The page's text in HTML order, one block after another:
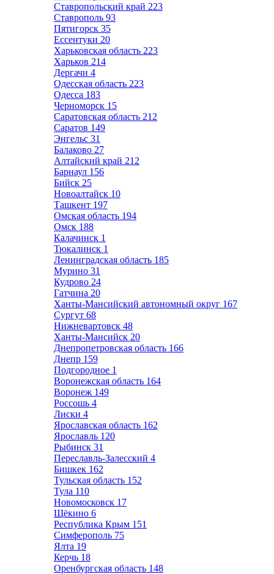
Ставропольский край 223
Ставрополь 93
Пятигорск 35
Ессентуки 20
Харьковская область 223
Харьков 214
Дергачи 4
Одесская область 223
Одесса 183
Черноморск 15
Саратовская область 212
Саратов 149
Энгельс 31
Балаково 27
Алтайский край 212
Барнаул 156
Бийск 25
Новоалтайск 10
Ташкент 197
Омская область 194
Омск 188
Калачинск 1
Тюкалинск 1
Ленинградская область 185
Мурино 31
Кудрово 24
Гатчина 20
Ханты-Мансийский автономный округ 167
Сургут 68
Нижневартовск 48
Ханты-Мансийск 20
Днепропетровская область 166
Днепр 159
Подгородное 1
Воронежская область 164
Воронеж 149
Россошь 4
Лиски 4
Ярославская область 162
Ярославль 120
Рыбинск 31
Переславль-Залесский 4
Бишкек 162
Тульская область 152
Тула 110
Новомосковск 17
Щёкино 6
Республика Крым 151
Симферополь 75
Ялта 19
Керчь 18
Оренбургская область 148